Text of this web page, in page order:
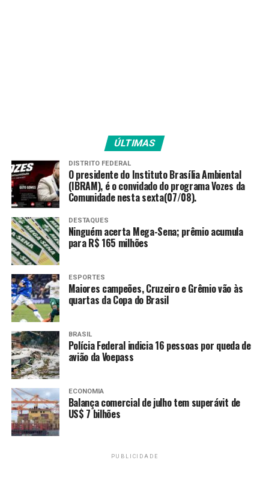
ÚLTIMAS
DISTRITO FEDERAL
O presidente do Instituto Brasília Ambiental
(IBRAM), é o convidado do programa Vozes da
Comunidade nesta sexta(07/08).
DESTAQUES
Ninguém acerta Mega-Sena; prêmio acumula
para R$ 165 milhões
ESPORTES
Maiores campeões, Cruzeiro e Grêmio vão às
quartas da Copa do Brasil
BRASIL
Polícia Federal indicia 16 pessoas por queda de
avião da Voepass
ECONOMIA
Balança comercial de julho tem superávit de
US$ 7 bilhões
PUBLICIDADE